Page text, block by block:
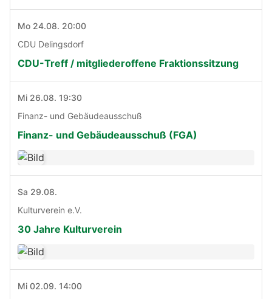
Mo 24.08. 20:00
CDU Delingsdorf
CDU-Treff / mitgliederoffene Fraktionssitzung
Mi 26.08. 19:30
Finanz- und Gebäudeausschuß
Finanz- und Gebäudeausschuß (FGA)
Sa 29.08.
Kulturverein e.V.
30 Jahre Kulturverein
Mi 02.09. 14:00